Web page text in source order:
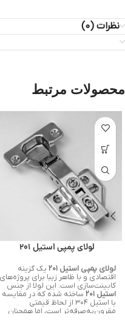
نظرات (0)
محصولات مرتبط
لولای پمپی استیل 201
لولای پمپی استیل ۲۰۱
یک گزینه
اقتصادی و با ظاهر زیبا برای پروژه‌های
کابینت‌سازی است. این لولا از جنس
استیل ۲۰۱
ساخته شده که در مقایسه
با استیل ۳۰۴ از لحاظ قیمتی
مقرون‌به‌صرفه‌تر است، اما همچنان